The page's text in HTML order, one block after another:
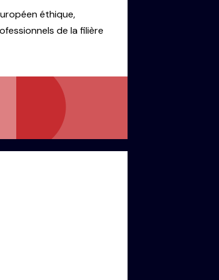
éthique,
de la filière